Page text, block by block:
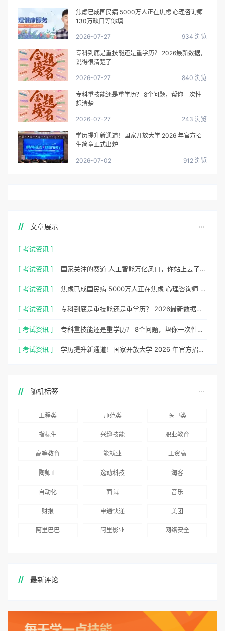
焦虑已成国民病 5000万人正在焦虑 心理咨询师
130万缺口等你填
2026-07-27 934 浏览
专科到底是重技能还是重学历？ 2026最新数据，
说得很清楚了
2026-07-27 840 浏览
专科重技能还是重学历？ 8个问题，帮你一次性
想清楚
2026-07-27 243 浏览
学历提升新通道！国家开放大学 2026 年官方招
生简章正式出炉
2026-07-02 912 浏览
文章展示
[ 考试资讯 ]
[ 考试资讯 ] 国家关注的赛道 人工智能万亿风口，你站上去了吗？
[ 考试资讯 ] 焦虑已成国民病 5000万人正在焦虑 心理咨询师 130万缺口等你填
[ 考试资讯 ] 专科到底是重技能还是重学历？ 2026最新数据，说得很清楚了
[ 考试资讯 ] 专科重技能还是重学历？ 8个问题，帮你一次性想清楚
[ 考试资讯 ] 学历提升新通道！国家开放大学 2026 年官方招生简章正式出炉
随机标签
工程类 师范类 医卫类
指标生 兴趣技能 职业教育
高等教育 能就业 工资高
陶师正 逸动科技 淘客
自动化 面试 音乐
财报 申通快递 美团
阿里巴巴 阿里影业 网络安全
最新评论